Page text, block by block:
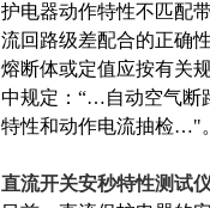
护电器动作特性不匹配
流回路级差配合的正确性
熔断体或定值应按有关
中规定： “…自动空气断
特性和动作电流抽检…"。
直流开关安秒特性测试